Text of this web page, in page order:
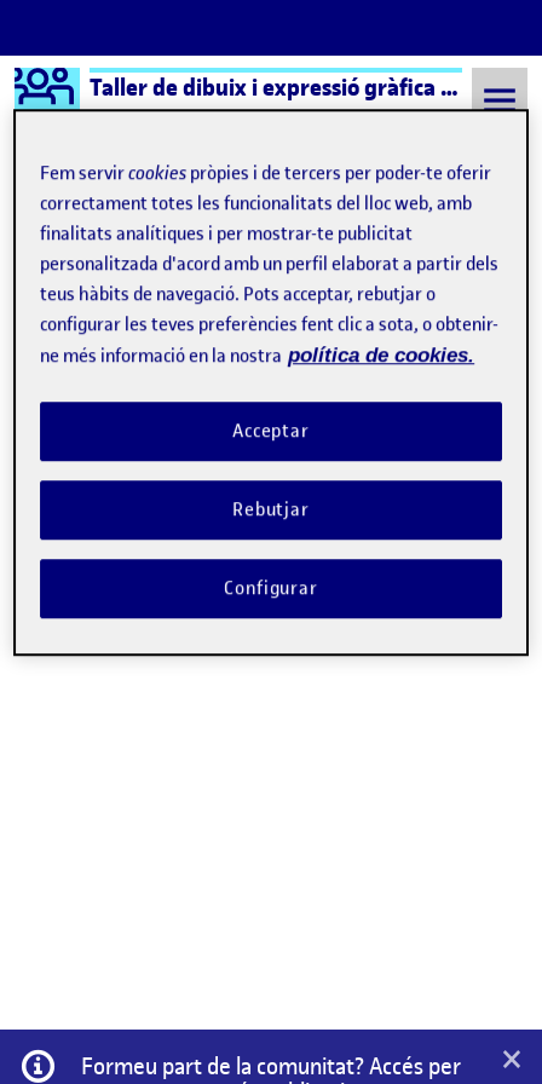
Saltar al contingut
Logo Ágora Taller de dibuix i expressió gràfica – Aula 1
Semestre 20232 - Aula 1 Lliurament parcial 1 PAC2
Lliurament parcial 1 PAC2
Lliurament parcial 1 PAC 2
Publicat per
Noel Garrido Bleda
Data de publicació24 abril, 2024 9:44 pm
-comentariel Lliurament parcial 1 PAC 2
Lliurament parcial 1 PAC2 …
Informació
Formeu part de la comunitat? Accés per
×
Fem servircookies pròpies i de tercers per poder-te oferir
correctament totes les funcionalitats del lloc web, amb
finalitats analítiques i per mostrar-te publicitat
personalitzada d'acord amb un perfil elaborat a partir dels
teus hàbits de navegació. Pots acceptar, rebutjar o
configurar les teves preferències fent clic a sota, o obtenir-
ne més informació en la nostra política de cookies.
Rebutjar
Acceptar
Configurar